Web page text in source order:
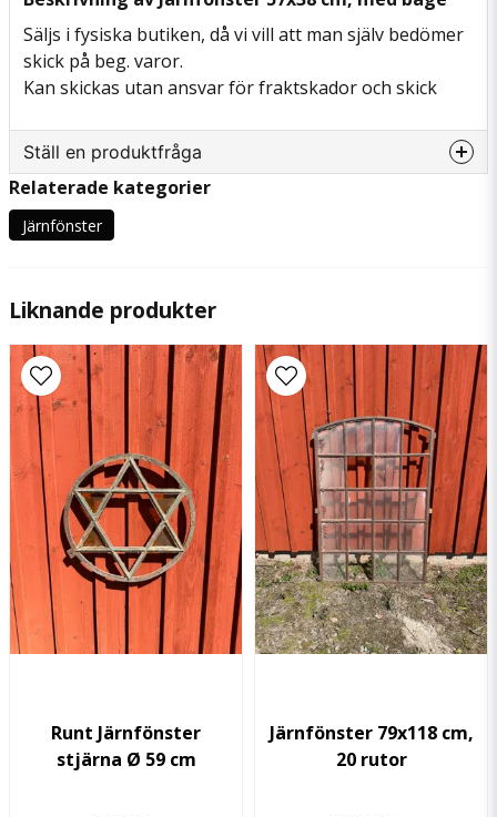
Säljs i fysiska butiken, då vi vill att man själv bedömer
skick på beg. varor.
Kan skickas utan ansvar för fraktskador och skick
Ställ en produktfråga
Fråga oss något om denna produkten...
name
email
Mejladress
Ja, ni får publicera min fråga
Skicka fråga
Relaterade kategorier
Järnfönster
Liknande produkter
Runt Järnfönster
stjärna Ø 59 cm
Järnfönster 79x118 cm,
20 rutor